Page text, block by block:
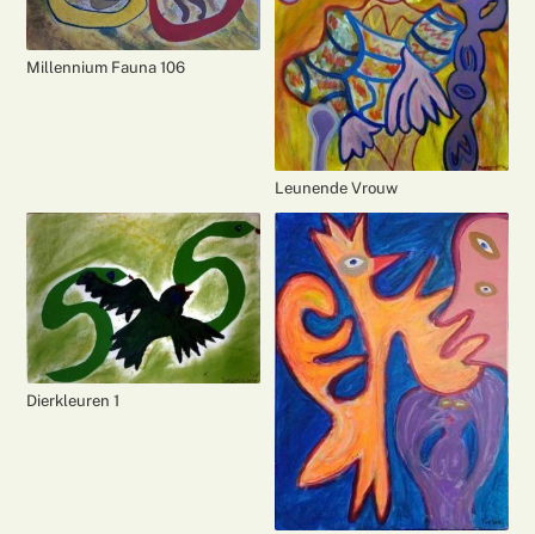
Millennium Fauna 106
Leunende Vrouw
Dierkleuren 1